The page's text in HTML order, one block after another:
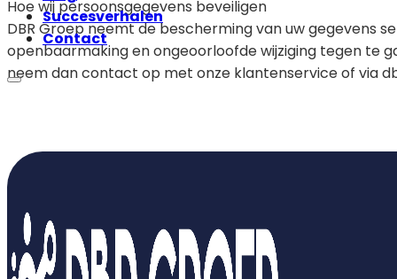
Succesverhalen
Contact
Hoe wij persoonsgegevens beveiligen
DBR Groep neemt de bescherming van uw gegevens
openbaarmaking en ongeoorloofde wijziging tegen te
neem dan contact op met onze klantenservice of via